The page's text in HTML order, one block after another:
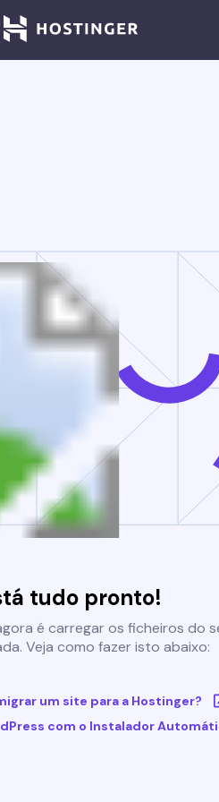
tudo pronto!
é carregar os ficheiros do
Veja como fazer isto abaixo:
um site para a Hostinger?
com o Instalador